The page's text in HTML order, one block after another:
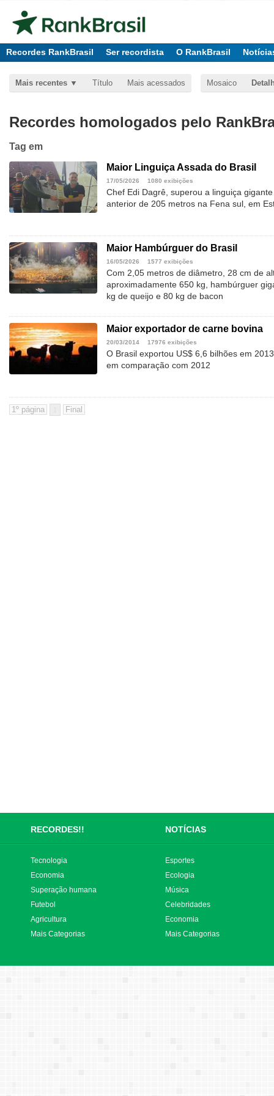
Recordes RankBrasil Ser recordista O RankBrasil
Mais recentes Título Mais acessados Mosaico
Recordes homologados pelo
Tag em
Maior Linguiça Assada do Brasil
17/05/2026 1080 exibições
Chef Edi Dagrê, superou a linguiça
anterior de 205 metros na Fena sul, em
Maior Hambúrguer do Brasil
16/05/2026 1577 exibições
Com 2,05 metros de diâmetro, 28 cm de
aproximadamente 650 kg, hambúrguer
kg de queijo e 80 kg de bacon
Maior exportador de carne bovina
20/03/2014 17976 exibições
O Brasil exportou US$ 6,6 bilhões em
em comparação com 2012
RECORDES!! NOTÍCIAS
Tecnologia
Economia
Superação humana
Futebol
Agricultura
Mais Categorias
Esportes
Ecologia
Música
Celebridades
Economia
Mais Categorias